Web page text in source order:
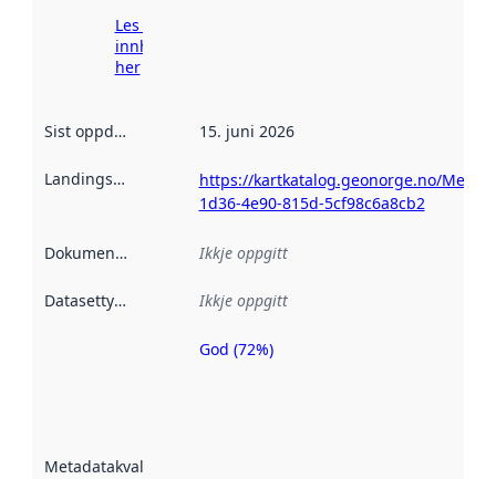
Les meir om
innhenting
her
Sist oppdatert 15. juni 2026
Landingsside
https://kartkatalog.geonorge.no/
1d36-4e90-815d-5cf98c6a8cb2
Dokumentasjon Ikkje oppgitt
Datasettype Ikkje oppgitt
Metadatakvalitet
Metadatakvalitet
God (72%)